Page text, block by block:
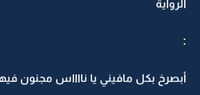
الروآية
:
أبصرخ بكل مافيني يا نااااس مجنون